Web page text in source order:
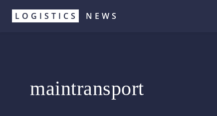
Перейти
LOGISTICS NEWS
maintransport